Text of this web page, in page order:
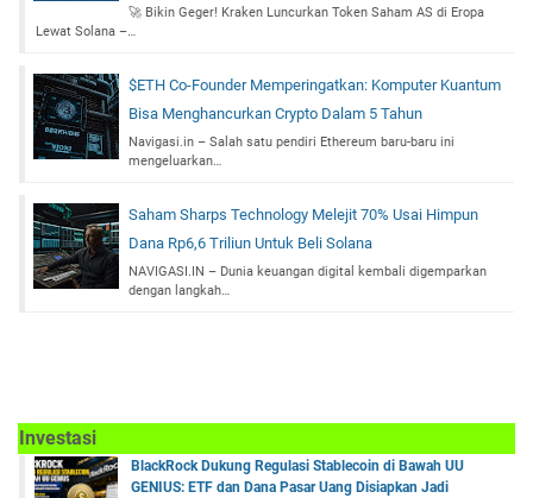
🚀 Bikin Geger! Kraken Luncurkan Token Saham AS di Eropa
Lewat Solana –…
$ETH Co-Founder Memperingatkan: Komputer Kuantum
Bisa Menghancurkan Crypto Dalam 5 Tahun
Navigasi.in – Salah satu pendiri Ethereum baru-baru ini
mengeluarkan…
Saham Sharps Technology Melejit 70% Usai Himpun
Dana Rp6,6 Triliun Untuk Beli Solana
NAVIGASI.IN – Dunia keuangan digital kembali digemparkan
dengan langkah…
Investasi
BlackRock Dukung Regulasi Stablecoin di Bawah UU
GENIUS: ETF dan Dana Pasar Uang Disiapkan Jadi